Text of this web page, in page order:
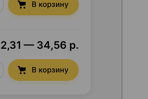
В корзину
— 34,56 р.
В корзину